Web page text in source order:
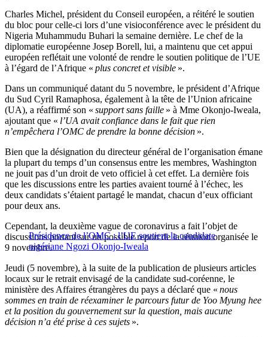
Charles Michel, président du Conseil européen, a réitéré le soutien
du bloc pour celle-ci lors d’une visioconférence avec le président du
Nigeria Muhammudu Buhari la semaine dernière. Le chef de la
diplomatie européenne Josep Borell, lui, a maintenu que cet appui
européen reflétait une volonté de rendre le soutien politique de l’UE
à l’égard de l’Afrique « plus concret et visible ».
Dans un communiqué datant du 5 novembre, le président d’Afrique
du Sud Cyril Ramaphosa, également à la tête de l’Union africaine
(UA), a réaffirmé son « support sans faille » à Mme Okonjo-Iweala,
ajoutant que « l’UA avait confiance dans le fait que rien
n’empêchera l’OMC de prendre la bonne décision ».
Bien que la désignation du directeur général de l’organisation émane
la plupart du temps d’un consensus entre les membres, Washington
ne jouit pas d’un droit de veto officiel à cet effet. La dernière fois
que les discussions entre les parties avaient tourné à l’échec, les
deux candidats s’étaient partagé le mandat, chacun d’eux officiant
pour deux ans.
Présidence de l’OMC : l’UE soutient la candidate
nigériane Ngozi Okonjo-Iweala
Cependant, la deuxième vague de coronavirus a fait l’objet de
discussions portant sur un possible report de la réunion organisée le
9 novembre.
Jeudi (5 novembre), à la suite de la publication de plusieurs articles
locaux sur le retrait envisagé de la candidate sud-coréenne, le
ministère des Affaires étrangères du pays a déclaré que « nous
sommes en train de réexaminer le parcours futur de Yoo Myung hee
et la position du gouvernement sur la question, mais aucune
décision n’a été prise à ces sujets ».